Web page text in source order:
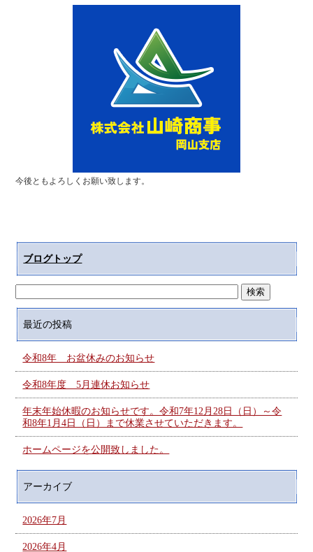
tte
今後ともよろしくお願い致します。
ブログトップ
最近の投稿
令和8年 お盆休みのお知らせ
令和8年度 5月連休お知らせ
年末年始休暇のお知らせです。令和7年12月28日（日）～令
和8年1月4日（日）まで休業させていただきます。
ホームページを公開致しました。
アーカイブ
2026年7月
2026年4月